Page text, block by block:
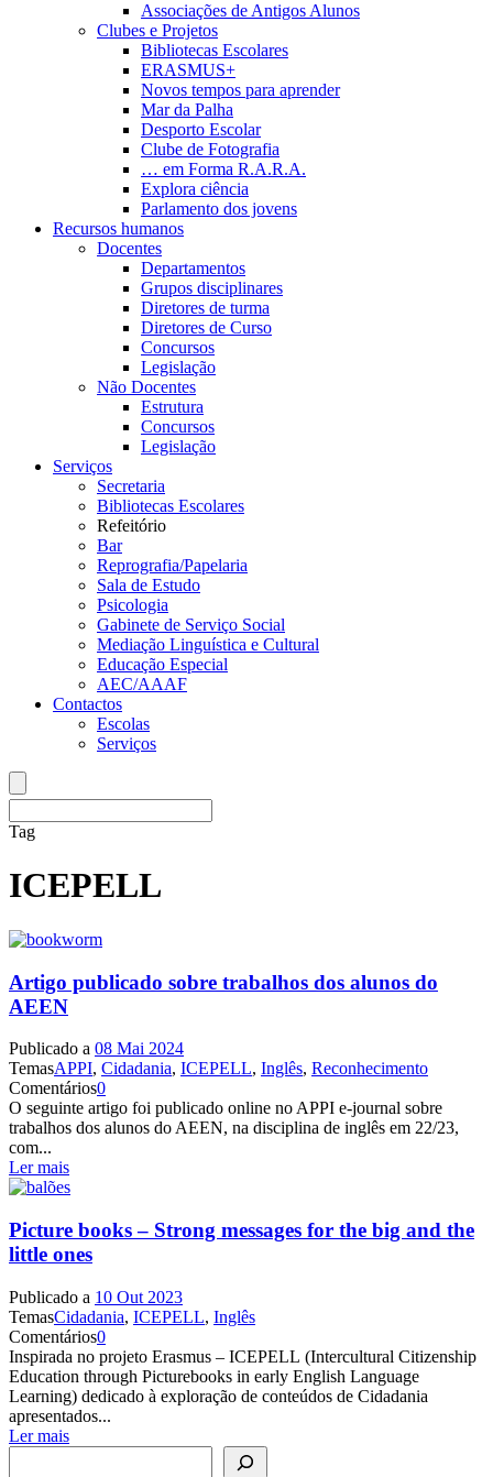
Associações de Antigos Alunos
Clubes e Projetos
Bibliotecas Escolares
ERASMUS+
Novos tempos para aprender
Mar da Palha
Desporto Escolar
Clube de Fotografia
… em Forma R.A.R.A.
Explora ciência
Parlamento dos jovens
Recursos humanos
Docentes
Departamentos
Grupos disciplinares
Diretores de turma
Diretores de Curso
Concursos
Legislação
Não Docentes
Estrutura
Concursos
Legislação
Serviços
Secretaria
Bibliotecas Escolares
Refeitório
Bar
Reprografia/Papelaria
Sala de Estudo
Psicologia
Gabinete de Serviço Social
Mediação Linguística e Cultural
Educação Especial
AEC/AAAF
Contactos
Escolas
Serviços
Tag
ICEPELL
Artigo publicado sobre trabalhos dos alunos do
AEEN
Publicado a 08 Mai 2024
TemasAPPI, Cidadania, ICEPELL, Inglês, Reconhecimento
Comentários0
O seguinte artigo foi publicado online no APPI e-journal sobre
trabalhos dos alunos do AEEN, na disciplina de inglês em 22/23,
com...
Ler mais
Picture books – Strong messages for the big and the
little ones
Publicado a 10 Out 2023
TemasCidadania, ICEPELL, Inglês
Comentários0
Inspirada no projeto Erasmus – ICEPELL (Intercultural Citizenship
Education through Picturebooks in early English Language
Learning) dedicado à exploração de conteúdos de Cidadania
apresentados...
Ler mais